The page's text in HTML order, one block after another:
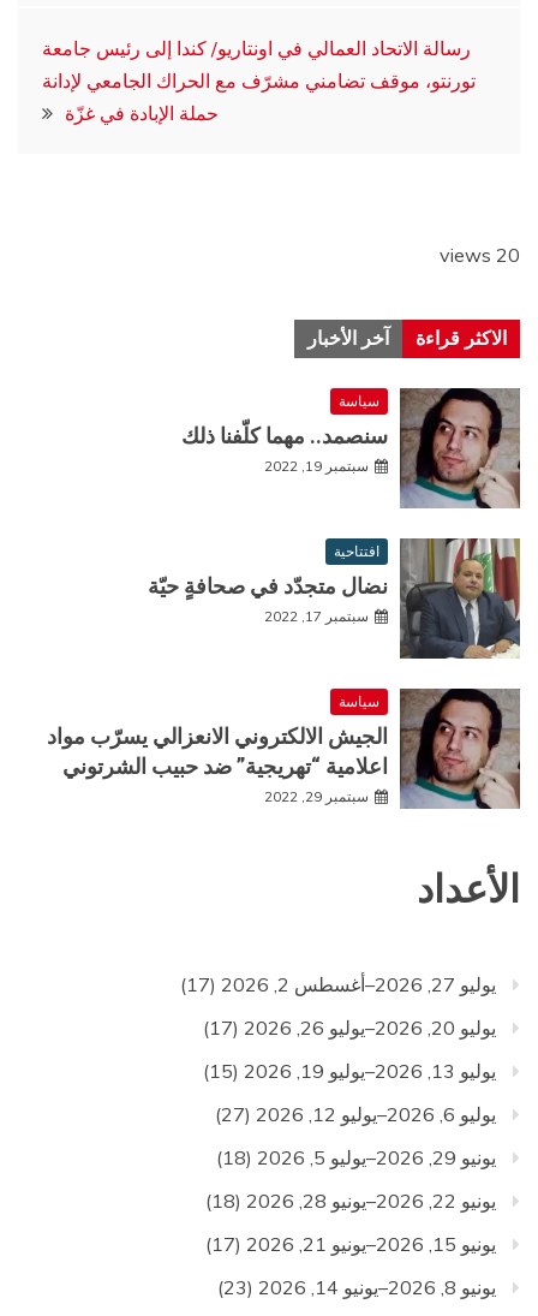
رسالة الاتحاد العمالي في اونتاريو/ كندا إلى رئيس جامعة
تورنتو، موقف تضامني مشرّف مع الحراك الجامعي لإدانة
حملة الإبادة في غزّة
20 views
الاكثر قراءة آخر الأخبار
سياسة
سنصمد.. مهما كلّفنا ذلك
سبتمبر 19, 2022
افتتاحية
نضال متجدّد في صحافةٍ حيّة
سبتمبر 17, 2022
سياسة
الجيش الالكتروني الانعزالي يسرّب مواد
اعلامية “تهريجية” ضد حبيب الشرتوني
سبتمبر 29, 2022
الأعداد
يوليو 27, 2026–أغسطس 2, 2026
(17)
يوليو 20, 2026–يوليو 26, 2026
(17)
يوليو 13, 2026–يوليو 19, 2026
(15)
يوليو 6, 2026–يوليو 12, 2026
(27)
يونيو 29, 2026–يوليو 5, 2026
(18)
يونيو 22, 2026–يونيو 28, 2026
(18)
يونيو 15, 2026–يونيو 21, 2026
(17)
يونيو 8, 2026–يونيو 14, 2026
(23)